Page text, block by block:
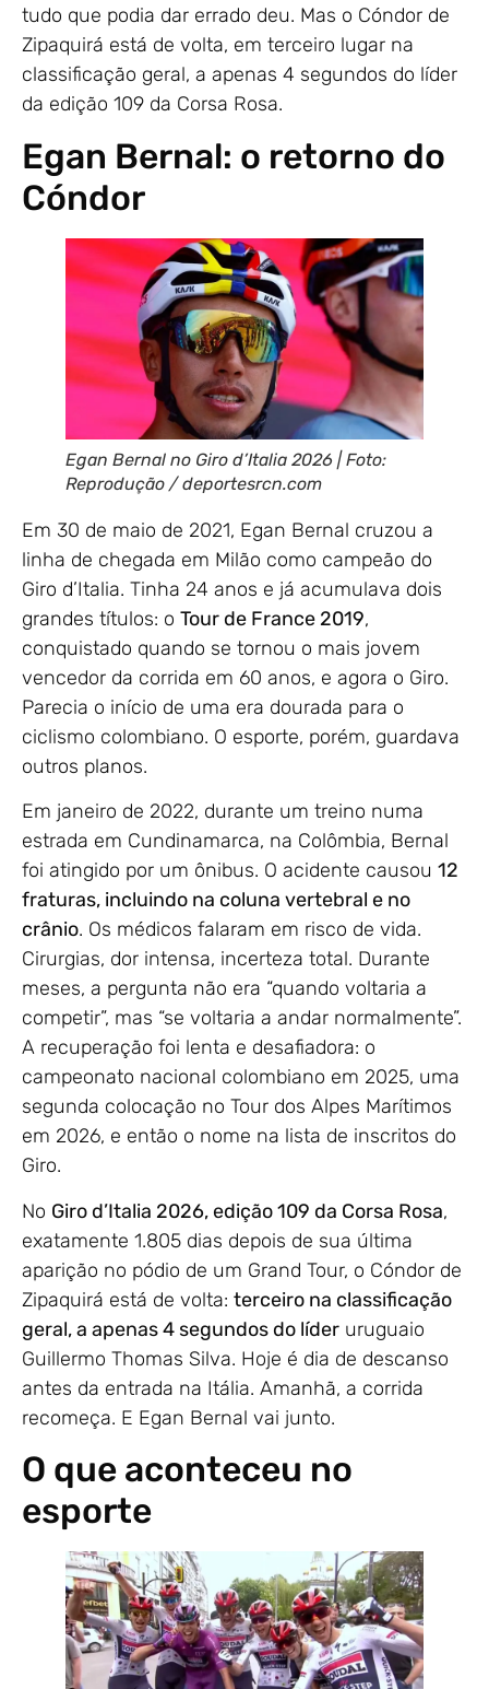
tudo que podia dar errado deu. Mas o Cóndor de
Zipaquirá está de volta, em terceiro lugar na
classificação geral, a apenas 4 segundos do líder
da edição 109 da Corsa Rosa.
Egan Bernal: o retorno do
Cóndor
Egan Bernal no Giro d’Italia 2026 | Foto:
Reprodução / deportesrcn.com
Em 30 de maio de 2021, Egan Bernal cruzou a
linha de chegada em Milão como campeão do
Giro d’Italia. Tinha 24 anos e já acumulava dois
grandes títulos: o Tour de France 2019,
conquistado quando se tornou o mais jovem
vencedor da corrida em 60 anos, e agora o Giro.
Parecia o início de uma era dourada para o
ciclismo colombiano. O esporte, porém, guardava
outros planos.
Em janeiro de 2022, durante um treino numa
estrada em Cundinamarca, na Colômbia, Bernal
foi atingido por um ônibus. O acidente causou 12
fraturas, incluindo na coluna vertebral e no
crânio. Os médicos falaram em risco de vida.
Cirurgias, dor intensa, incerteza total. Durante
meses, a pergunta não era “quando voltaria a
competir”, mas “se voltaria a andar normalmente”.
A recuperação foi lenta e desafiadora: o
campeonato nacional colombiano em 2025, uma
segunda colocação no Tour dos Alpes Marítimos
em 2026, e então o nome na lista de inscritos do
Giro.
No Giro d’Italia 2026, edição 109 da Corsa Rosa,
exatamente 1.805 dias depois de sua última
aparição no pódio de um Grand Tour, o Cóndor de
Zipaquirá está de volta: terceiro na classificação
geral, a apenas 4 segundos do líder uruguaio
Guillermo Thomas Silva. Hoje é dia de descanso
antes da entrada na Itália. Amanhã, a corrida
recomeça. E Egan Bernal vai junto.
O que aconteceu no
esporte